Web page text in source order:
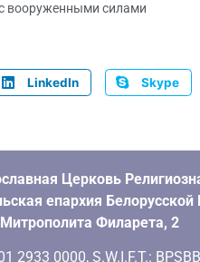
вооруженными силами
LinkedIn Skype
Церковь
епархия
Филарета, 2
2933 0000, S.W.I.F.T.: